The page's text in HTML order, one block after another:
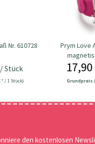
Nr. 610728
/ Stück
* / 1 Stück)
Prym Love
Grundpreis
den kostenlosen